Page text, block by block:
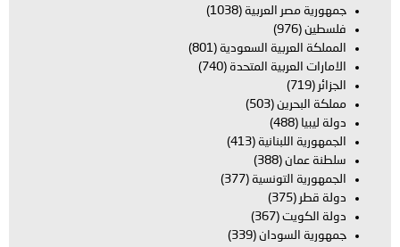
جمهورية مصر العربية (1038)
فلسطين (976)
المملكة العربية السعودية (801)
الامارات العربية المتحدة (740)
الجزائر (719)
مملكة البحرين (503)
دولة ليبيا (488)
الجمهورية اللبنانية (413)
سلطنة عمان (388)
الجمهورية التونسية (377)
دولة قطر (375)
دولة الكويت (367)
جمهورية السودان (339)